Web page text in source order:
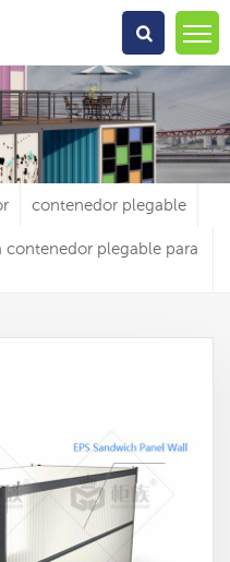
contenedor plegable
contenedor plegable para